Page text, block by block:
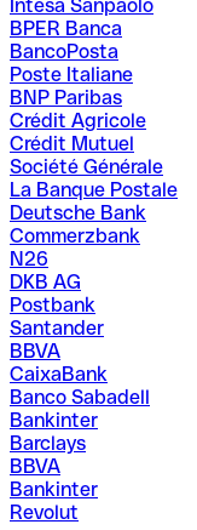
Intesa Sanpaolo
BPER Banca
BancoPosta
Poste Italiane
BNP Paribas
Crédit Agricole
Crédit Mutuel
Société Générale
La Banque Postale
Deutsche Bank
Commerzbank
N26
DKB AG
Postbank
Santander
BBVA
CaixaBank
Banco Sabadell
Bankinter
Barclays
BBVA
Bankinter
Revolut